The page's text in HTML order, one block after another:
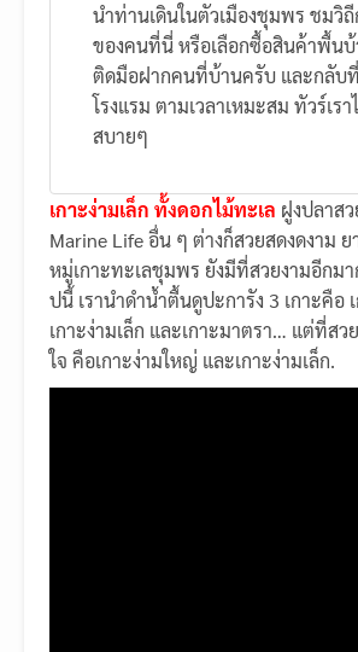
นำท่านเดินในตัวเมืองชุมพร ชมวิ
ของคนที่นี่ หรือเลือกซื้อสินค้าพื้น
ติดมือฝากคนที่บ้านครับ และกลับ
โรงแรม ตามเวลาเหมะสม ทัวร์เรา
สบายๆ
เกาะง่ามเล็ก ทั้งดอกไม้ทะเล ฝูงปลาส
Marine Life อื่น ๆ ต่างก็สวยสดงดงาม
หมู่เกาะทะเลชุมพร ยังมีที่สวยงามอีกม
ปนี้ เรานำดำน้ำตื้นดูปะการัง 3 เกาะคือ
เกาะง่ามเล็ก และเกาะมาตรา… แต่ที่สว
ใจ คือเกาะง่ามใหญ่ และเกาะง่ามเล็ก.